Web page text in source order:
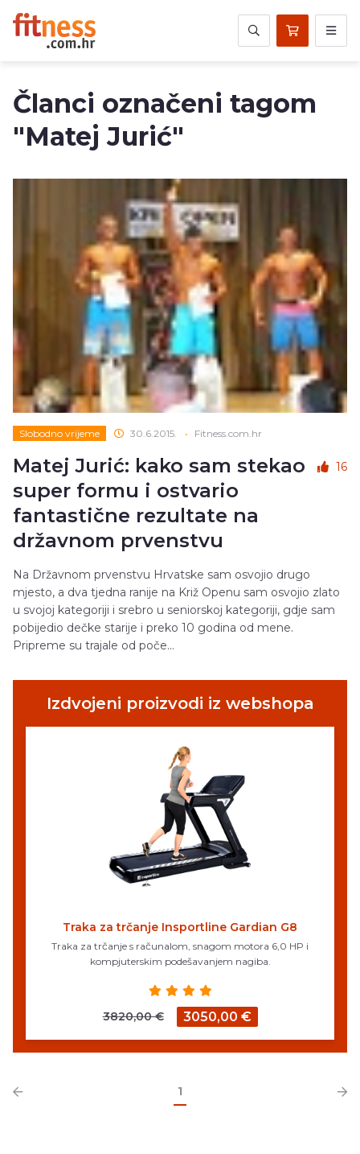
Članci označeni tagom
"Matej Jurić"
Slobodno vrijeme 30.6.2015. • Fitness.com.hr
Matej Jurić: kako sam stekao
super formu i ostvario
fantastične rezultate na
državnom prvenstvu
16
Na Državnom prvenstvu Hrvatske sam osvojio drugo
mjesto, a dva tjedna ranije na Križ Openu sam osvojio zlato
u svojoj kategoriji i srebro u seniorskoj kategoriji, gdje sam
pobijedio dečke starije i preko 10 godina od mene.
Pripreme su trajale od poče...
Izdvojeni proizvodi iz webshopa
Traka za trčanje Insportline Gardian G8
Traka za trčanje s računalom, snagom motora 6,0 HP i
kompjuterskim podešavanjem nagiba.
3820,00 € 3050,00 €
1